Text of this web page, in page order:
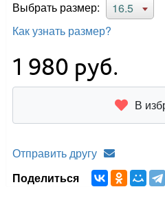
Выбрать размер:
16.5
Как узнать размер?
1 980 руб.
В
Отправить другу
Поделиться